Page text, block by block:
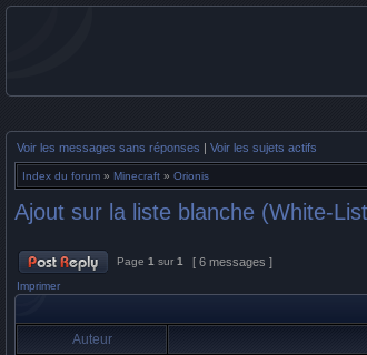
Voir les messages sans réponses | Voir les sujets actifs
Index du forum » Minecraft » Orionis
Ajout sur la liste blanche (White-
Page 1 sur 1 [ 6 messages ]
Imprimer
Auteur